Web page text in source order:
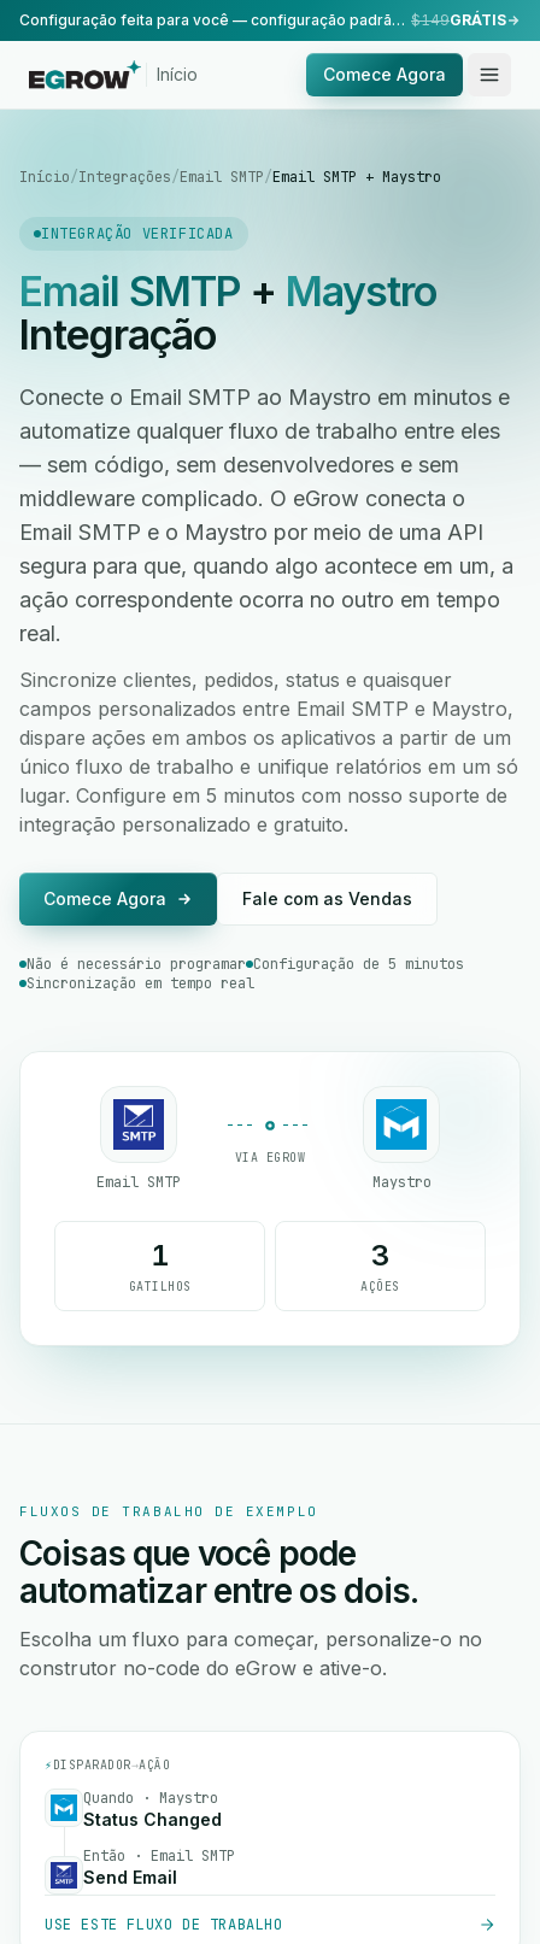
Configuração feita para você — configuração padrão, realizada pela nossa equipe. $149GRÁTIS
Início Comece Agora
Início/Integrações/Email SMTP/Email SMTP + Maystro
INTEGRAÇÃO VERIFICADA
Email SMTP+ Maystro
Integração
Conecte o Email SMTP ao Maystro em minutos e
automatize qualquer fluxo de trabalho entre eles
— sem código, sem desenvolvedores e sem
middleware complicado. O eGrow conecta o
Email SMTP e o Maystro por meio de uma API
segura para que, quando algo acontece em um, a
ação correspondente ocorra no outro em tempo
real.
Sincronize clientes, pedidos, status e quaisquer
campos personalizados entre Email SMTP e Maystro,
dispare ações em ambos os aplicativos a partir de um
único fluxo de trabalho e unifique relatórios em um só
lugar. Configure em 5 minutos com nosso suporte de
integração personalizado e gratuito.
Comece Agora Fale com as Vendas
Não é necessário programar Configuração de 5 minutos
Sincronização em tempo real
Email SMTP
VIA EGROW
Maystro
1
GATILHOS
3
AÇÕES
FLUXOS DE TRABALHO DE EXEMPLO
Coisas que você pode
automatizar entre os dois.
Escolha um fluxo para começar, personalize-o no
construtor no-code do eGrow e ative-o.
⚡ DISPARADOR→AÇÃO
Quando · Maystro
Status Changed
Então · Email SMTP
Send Email
USE ESTE FLUXO DE TRABALHO